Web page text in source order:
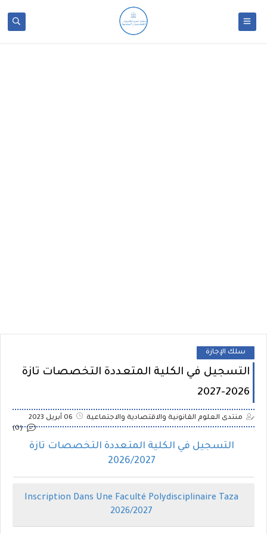
سلك الإجازة
التسجيل في الكلية المتعددة التخصصات تازة
2026-2027
منتدى العلوم القانونية والاقتصادية والاجتماعية
06 أبريل 2023
(0)
التسجيل في الكلية المتعددة التخصصات تازة
2026/2027
Inscription Dans Une Faculté Polydisciplinaire Taza
2026/2027